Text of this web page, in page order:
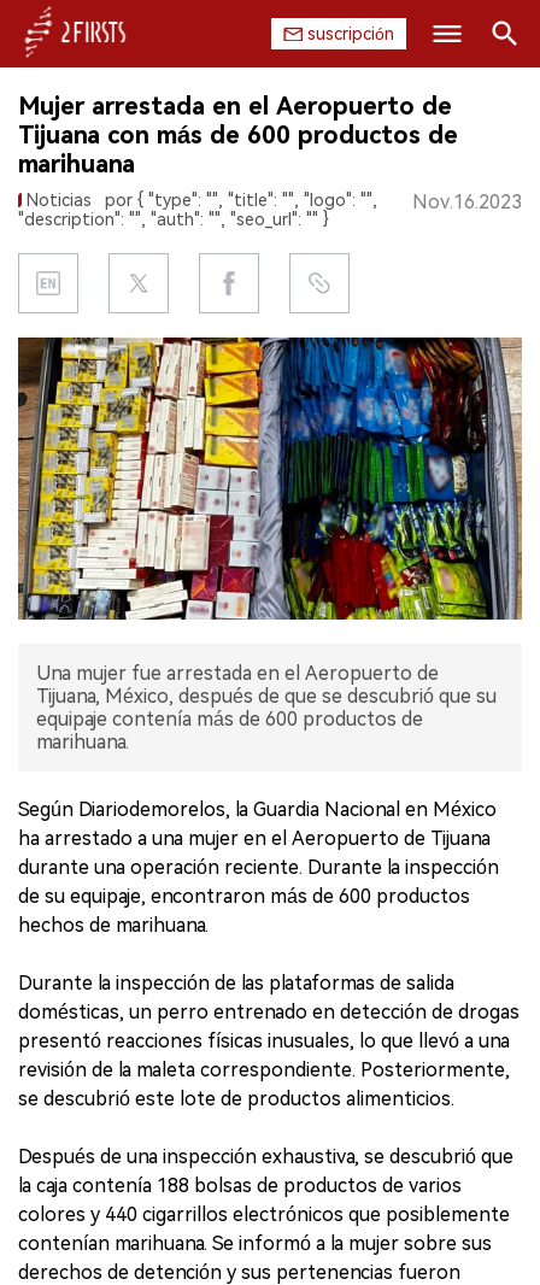
suscripción
INICIO
EMPRESA
REGULACIÓN
CHINA
DATOS
EXPOSICIÓN
ENTREVISTA
Mujer arrestada en el Aeropuerto de
Tijuana con más de 600 productos de
marihuana
Noticias
por { "type": "", "title": "", "logo": "",
"description": "", "auth": "", "seo_url": "" }
Nov.16.2023
Una mujer fue arrestada en el Aeropuerto de
Tijuana, México, después de que se descubrió que su
equipaje contenía más de 600 productos de
marihuana.
Según Diariodemorelos, la Guardia Nacional en México
ha arrestado a una mujer en el Aeropuerto de Tijuana
durante una operación reciente. Durante la inspección
de su equipaje, encontraron más de 600 productos
hechos de marihuana.
Durante la inspección de las plataformas de salida
domésticas, un perro entrenado en detección de drogas
presentó reacciones físicas inusuales, lo que llevó a una
revisión de la maleta correspondiente. Posteriormente,
se descubrió este lote de productos alimenticios.
Después de una inspección exhaustiva, se descubrió que
la caja contenía 188 bolsas de productos de varios
colores y 440 cigarrillos electrónicos que posiblemente
contenían marihuana. Se informó a la mujer sobre sus
derechos de detención y sus pertenencias fueron